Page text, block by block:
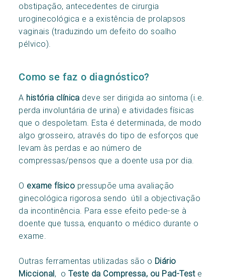
obstipação, antecedentes de cirurgia
uroginecológica e a existência de prolapsos
vaginais (traduzindo um defeito do soalho
pélvico).
Como se faz o diagnóstico?
A história clínica deve ser dirigida ao sintoma (i.e.
perda involuntária de urina) e atividades físicas
que o despoletam. Esta é determinada, de modo
algo grosseiro, através do tipo de esforços que
levam às perdas e ao número de
compressas/pensos que a doente usa por dia.
O exame físico pressupõe uma avaliação
ginecológica rigorosa sendo útil a objectivação
da incontinência. Para esse efeito pede-se à
doente que tussa, enquanto o médico durante o
exame.
Outras ferramentas utilizadas são o Diário
Miccional, oTeste da Compressa, ou Pad-Teste